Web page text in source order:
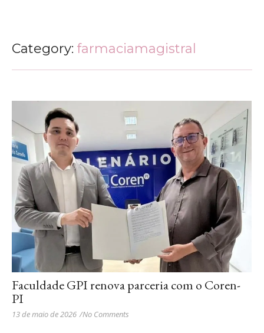
Category: farmaciamagistral
Faculdade GPI renova parceria com o Coren-
PI
13 de maio de 2026 /No Comments